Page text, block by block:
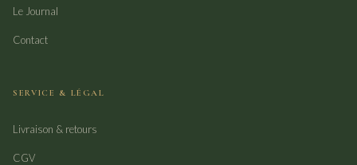
Le Journal
Contact
SERVICE & LÉGAL
Livraison & retours
CGV